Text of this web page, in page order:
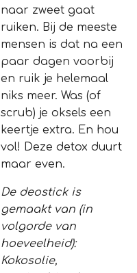
naar zweet gaat
ruiken. Bij de meeste
mensen is dat na een
paar dagen voorbij
en ruik je helemaal
niks meer. Was (of
scrub) je oksels een
keertje extra. En hou
vol! Deze detox duurt
maar even.
De deostick is
gemaakt van (in
volgorde van
hoeveelheid):
Kokosolie,